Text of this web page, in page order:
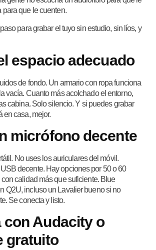
que le cuenten.
para grabar el tuyo sin estudio, sin líos, y
espacio adecuado
de fondo. Un armario con ropa funciona
vacía. Cuanto más acolchado el entorno,
cabina. Solo silencio. Y si puedes grabar
en casa, mejor.
micrófono decente
No uses los auriculares del móvil.
decente. Hay opciones por 50 o 60
calidad más que suficiente. Blue
Q2U, incluso un Lavalier bueno si no
Se conecta y listo.
con Audacity o
gratuito